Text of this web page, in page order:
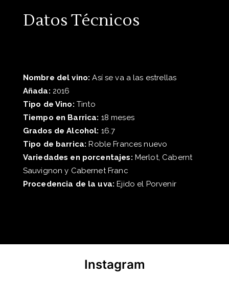
Datos Técnicos
Nombre del vino: Así se va a las estrellas
Añada: 2016
Tipo de Vino: Tinto
Tiempo en Barrica: 18 meses
Grados de Alcohol: 16.7
Tipo de barrica: Roble Frances nuevo
Variedades en porcentajes: Merlot, Cabernt
Sauvignon y Cabernet Franc
Procedencia de la uva: Ejido el Porvenir
Instagram